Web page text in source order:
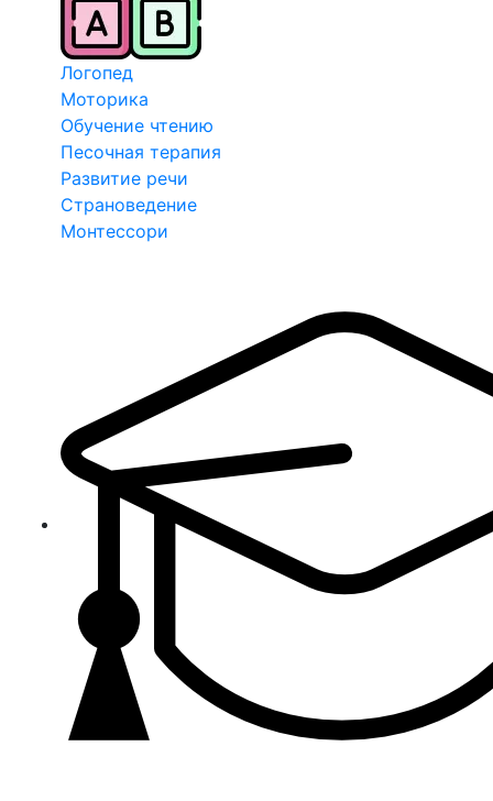
Логопед
Моторика
Обучение чтению
Песочная терапия
Развитие речи
Страноведение
Монтессори